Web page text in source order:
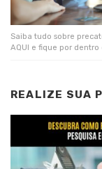
Saiba tudo sobre
AQUI e fique por dentro
REALIZE SUA